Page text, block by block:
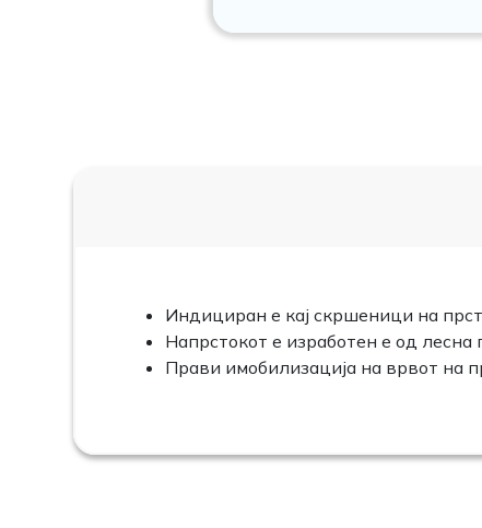
Индициран е кај скршеници на
Напрстокот е изработен е од
Прави имобилизација на врвот на